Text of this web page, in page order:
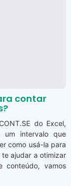
contar
do Excel,
um intervalo que
como usá-la para
ajudar a otimizar
conteúdo, vamos